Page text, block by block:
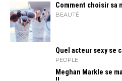
Comment choisir sa
BEAUTÉ
Quel acteur sexy se
PEOPLE
Meghan Markle se